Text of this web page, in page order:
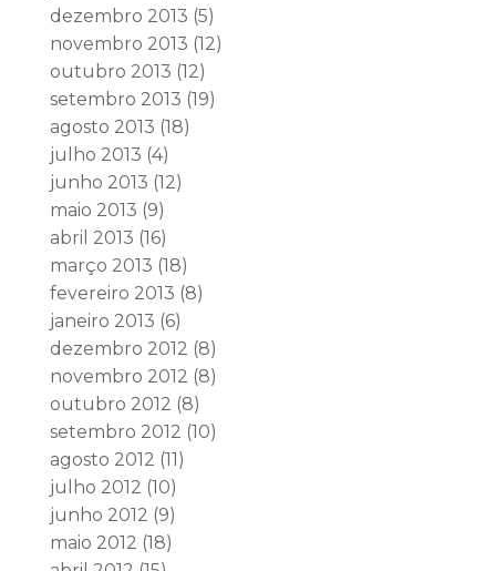
dezembro 2013 (5)
novembro 2013 (12)
outubro 2013 (12)
setembro 2013 (19)
agosto 2013 (18)
julho 2013 (4)
junho 2013 (12)
maio 2013 (9)
abril 2013 (16)
março 2013 (18)
fevereiro 2013 (8)
janeiro 2013 (6)
dezembro 2012 (8)
novembro 2012 (8)
outubro 2012 (8)
setembro 2012 (10)
agosto 2012 (11)
julho 2012 (10)
junho 2012 (9)
maio 2012 (18)